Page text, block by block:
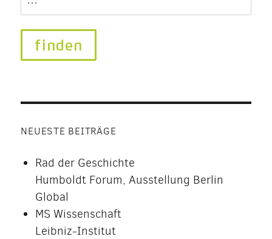
for:
NEUESTE BEITRÄGE
Rad der Geschichte
Humboldt Forum, Ausstellung Berlin
Global
MS Wissenschaft
Leibniz-Institut